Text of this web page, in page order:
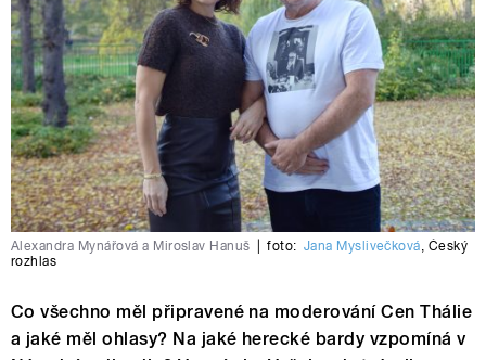
Alexandra Mynářová a Miroslav Hanuš foto: Jana Myslivečková, Český
rozhlas
Co všechno měl připravené na moderování Cen Thálie
a jaké měl ohlasy? Na jaké herecké bardy vzpomíná v